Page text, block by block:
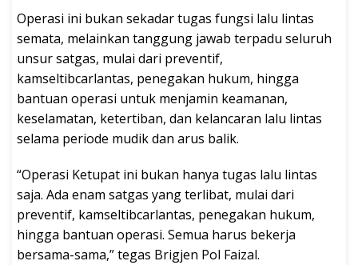
Operasi ini bukan sekadar tugas fungsi lalu lintas
semata, melainkan tanggung jawab terpadu seluruh
unsur satgas, mulai dari preventif,
kamseltibcarlantas, penegakan hukum, hingga
bantuan operasi untuk menjamin keamanan,
keselamatan, ketertiban, dan kelancaran lalu lintas
selama periode mudik dan arus balik.
“Operasi Ketupat ini bukan hanya tugas lalu lintas
saja. Ada enam satgas yang terlibat, mulai dari
preventif, kamseltibcarlantas, penegakan hukum,
hingga bantuan operasi. Semua harus bekerja
bersama-sama,” tegas Brigjen Pol Faizal.